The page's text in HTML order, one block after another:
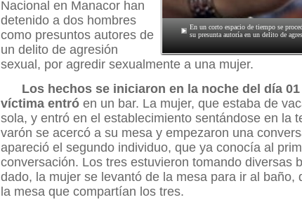
En un corto espacio de tiempo se
su presunta autoría en un delito de
Nacional en Manacor han
detenido a dos hombres
como presuntos autores de
un delito de agresión
sexual, por agredir sexualmente a una mujer.
Los hechos se iniciaron en la noche del día
víctima entró en un bar. La mujer, que estaba de
sola, y entró en el establecimiento sentándose en la
varón se acercó a su mesa y empezaron una
apareció el segundo individuo, que ya conocía al
conversación. Los tres estuvieron tomando diversas
dado, la mujer se levantó de la mesa para ir al baño,
la mesa que compartían los tres.